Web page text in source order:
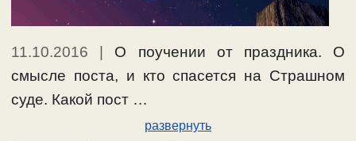
#прощениегрехов
#самомнение
11.10.2016
О поучении от праздника. О
смысле поста, и кто спасется на Страшном
суде. Какой пост …
развернуть